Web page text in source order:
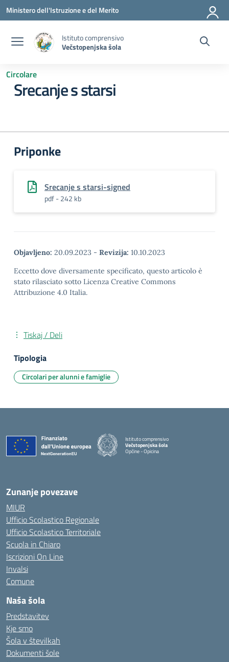
Vai ai contenuti
Vai al menu di navigazione
Vai al footer
Ministero dell'Istruzione e del Merito
Istituto comprensivo
Večstopenjska šola
Circolare
Srecanje s starsi
Priponke
Srecanje s starsi-signed
pdf - 242 kb
Objavljeno: 20.09.2023 - Revizija: 10.10.2023
Eccetto dove diversamente specificato, questo articolo è
stato rilasciato sotto Licenza Creative Commons
Attribuzione 4.0 Italia.
Tiskaj / Deli
Tipologia
Circolari per alunni e famiglie
Istituto comprensivo
Večstopenjska šola
Opčine - Opicina
Zunanje povezave
MIUR
Ufficio Scolastico Regionale
Ufficio Scolastico Territoriale
Scuola in Chiaro
Iscrizioni On Line
Invalsi
Comune
Naša šola
Predstavitev
Kje smo
Šola v številkah
Dokumenti šole